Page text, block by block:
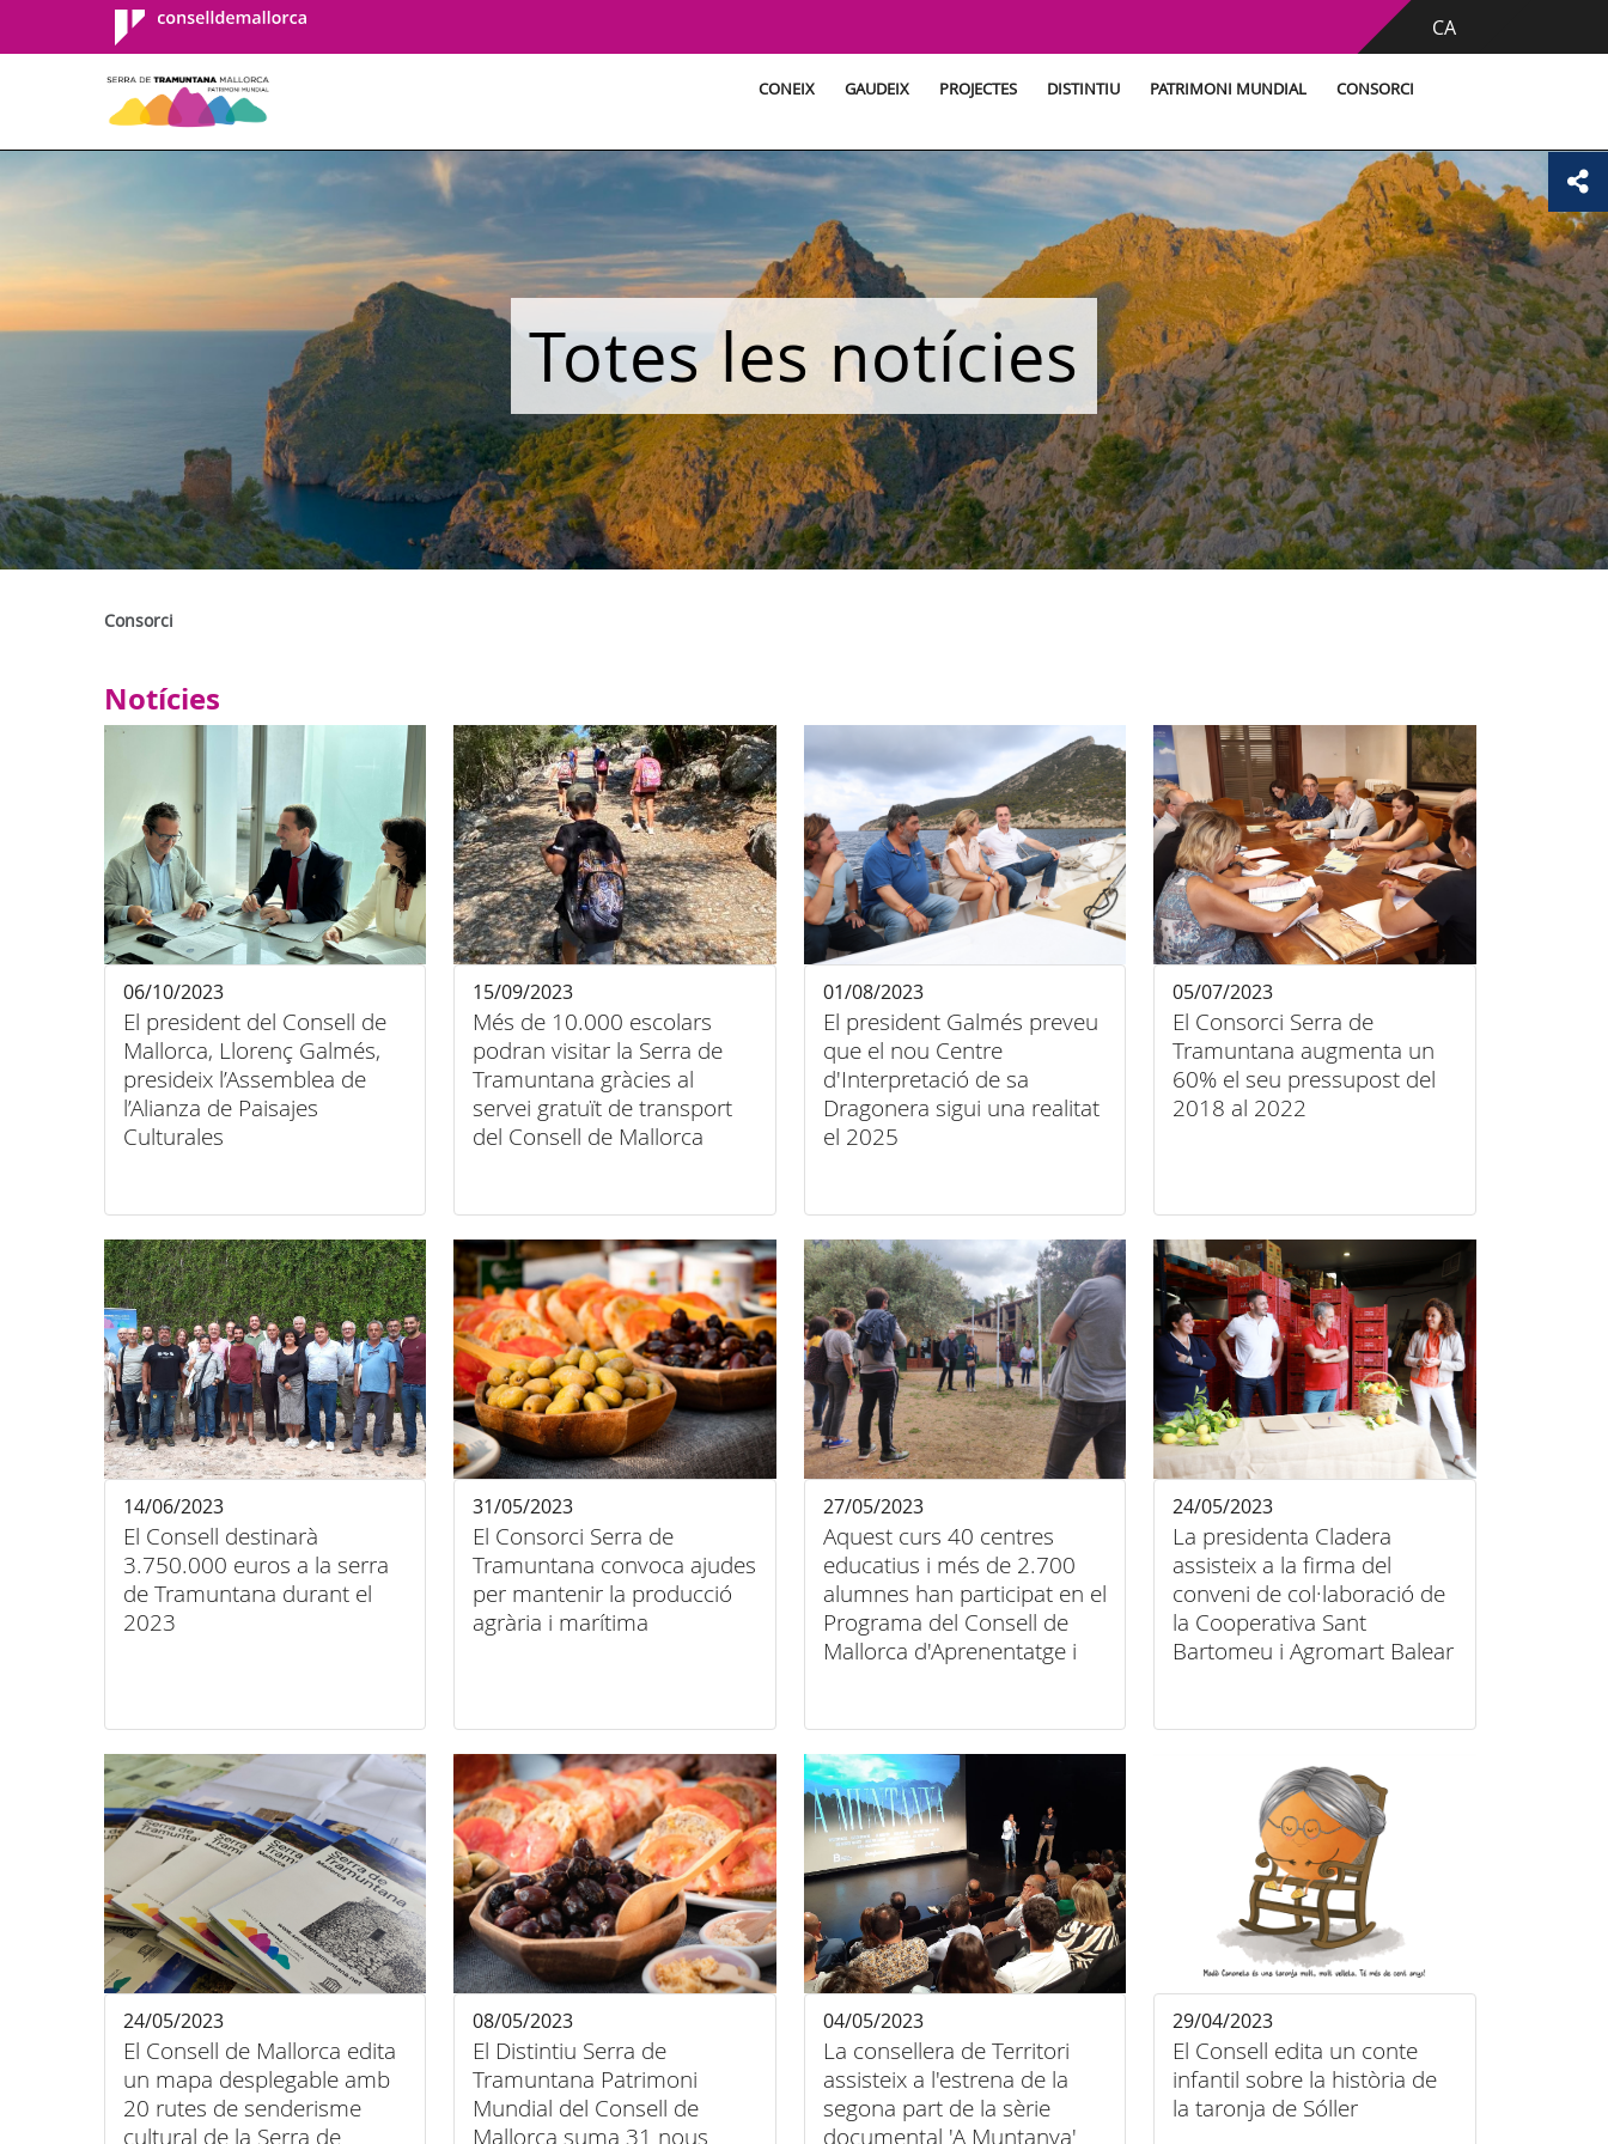
Consell de
Mallorca
CA
CONEIX GAUDEIX PROJECTES DISTINTIU PATRIMONI MUNDIAL CONSORCI
Totes les notícies
Consorci
Notícies
El president del Consell de
Mallorca, Llorenç Galmés,
presideix l’Assemblea de
l’Alianza de Paisajes
Culturales
06/10/2023
Més de 10.000 escolars
podran visitar la Serra de
Tramuntana gràcies al
servei gratuït de transport
del Consell de Mallorca
15/09/2023
El president Galmés preveu
que el nou Centre
d'Interpretació de sa
Dragonera sigui una realitat
el 2025
01/08/2023
El Consorci Serra de
Tramuntana augmenta un
60% el seu pressupost del
2018 al 2022
05/07/2023
El Consell destinarà
3.750.000 euros a la serra
de Tramuntana durant el
2023
14/06/2023
El Consorci Serra de
Tramuntana convoca ajudes
per mantenir la producció
agrària i marítima
31/05/2023
Aquest curs 40 centres
educatius i més de 2.700
alumnes han participat en el
Programa del Consell de
Mallorca d'Aprenentatge i
27/05/2023
La presidenta Cladera
assisteix a la firma del
conveni de col·laboració de
la Cooperativa Sant
Bartomeu i Agromart Balear
24/05/2023
El Consell de Mallorca edita
un mapa desplegable amb
20 rutes de senderisme
cultural de la Serra de
24/05/2023
El Distintiu Serra de
Tramuntana Patrimoni
Mundial del Consell de
Mallorca suma 31 nous
08/05/2023
La consellera de Territori
assisteix a l'estrena de la
segona part de la sèrie
documental 'A Muntanya'
04/05/2023
El Consell edita un conte
infantil sobre la història de
la taronja de Sóller
29/04/2023